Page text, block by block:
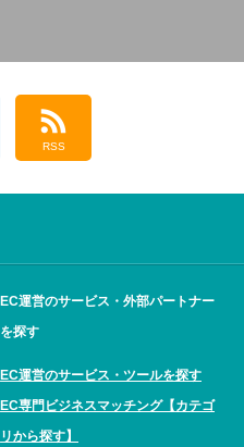
RSS
EC運営のサービス・外部パートナー
を探す
EC運営のサービス・ツールを探す
EC専門ビジネスマッチング【カテゴ
リから探す】